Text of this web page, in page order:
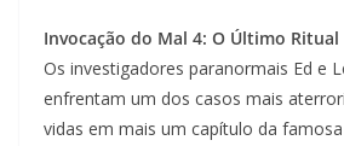
Invocação do Mal 4: O Último Ritual
Os investigadores paranormais Ed e
enfrentam um dos casos mais
vidas em mais um capítulo da